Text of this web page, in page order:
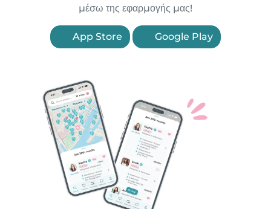
μέσω της εφαρμογής μας!
App Store Google Play